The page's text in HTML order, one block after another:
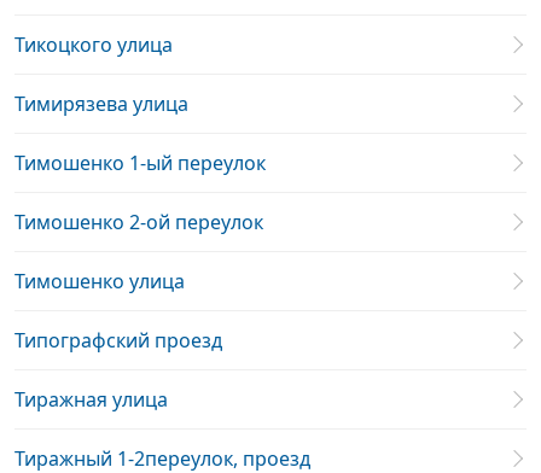
Тикоцкого улица
Тимирязева улица
Тимошенко 1-ый переулок
Тимошенко 2-ой переулок
Тимошенко улица
Типографский проезд
Тиражная улица
Тиражный 1-2переулок, проезд